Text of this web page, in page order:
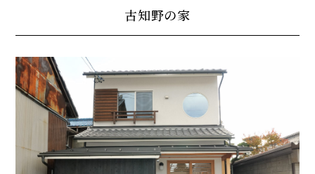
古知野の家